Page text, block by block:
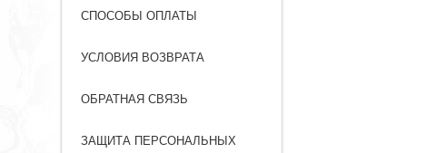
СПОСОБЫ ОПЛАТЫ
УСЛОВИЯ ВОЗВРАТА
ОБРАТНАЯ СВЯЗЬ
ЗАЩИТА ПЕРСОНАЛЬНЫХ